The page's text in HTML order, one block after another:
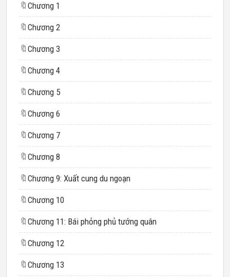
🔖 Chương 1
🔖 Chương 2
🔖 Chương 3
🔖 Chương 4
🔖 Chương 5
🔖 Chương 6
🔖 Chương 7
🔖 Chương 8
🔖 Chương 9: Xuất cung du ngoạn
🔖 Chương 10
🔖 Chương 11: Bái phỏng phủ tướng quân
🔖 Chương 12
🔖 Chương 13